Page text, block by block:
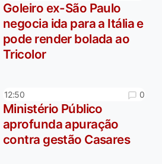
Goleiro ex-São Paulo
negocia ida para a Itália e
pode render bolada ao
Tricolor
12:50 0
Ministério Público
aprofunda apuração
contra gestão Casares